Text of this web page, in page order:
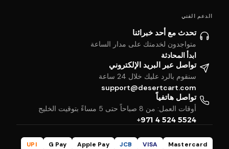
الدعم الفني
تحدث مع أحد خبرائنا
متواجدون لخدمتك على مدار الساعة
ابدأ المحادثة
تواصل عبر البريد الإلكتروني
سنقوم بالرد عليك خلال 24 ساعة
support@desertcart.com
تواصل هاتفياً
أوقات العمل: من 8 صباحاً حتى 5 مساءً بتوقيت الخليج
+971 4 524 5524
Mastercard
VISA
JCB
Apple Pay
G Pay
UPI